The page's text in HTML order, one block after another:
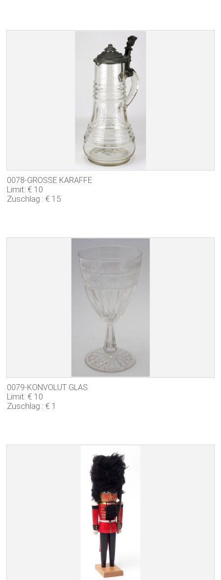
0078-GROSSE KARAFFE
Limit: € 10
Zuschlag : € 15
0079-KONVOLUT GLAS
Limit: € 10
Zuschlag : € 1